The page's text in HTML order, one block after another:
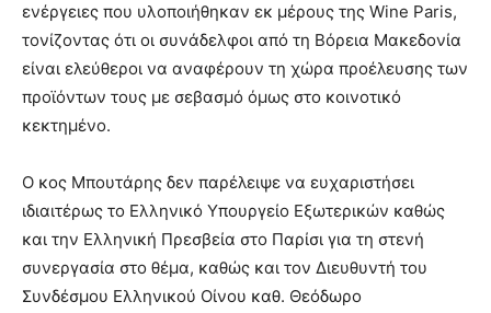
ενέργειες που υλοποιήθηκαν εκ μέρους της Wine Paris,
τονίζοντας ότι οι συνάδελφοι από τη Βόρεια Μακεδονία
είναι ελεύθεροι να αναφέρουν τη χώρα προέλευσης των
προϊόντων τους με σεβασμό όμως στο κοινοτικό
κεκτημένο.
Ο κος Μπουτάρης δεν παρέλειψε να ευχαριστήσει
ιδιαιτέρως το Ελληνικό Υπουργείο Εξωτερικών καθώς
και την Ελληνική Πρεσβεία στο Παρίσι για τη στενή
συνεργασία στο θέμα, καθώς και τον Διευθυντή του
Συνδέσμου Ελληνικού Οίνου καθ. Θεόδωρο